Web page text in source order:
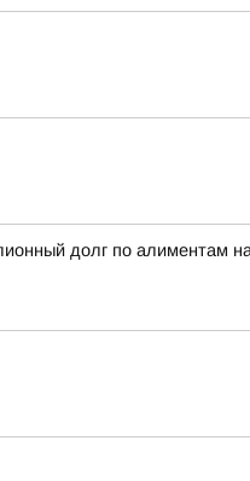
долг по алиментам